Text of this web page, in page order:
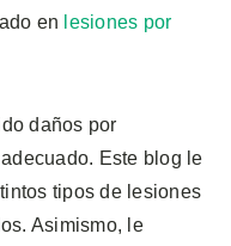
en lesiones por
daños por
Este blog le
tipos de lesiones
Asimismo, le